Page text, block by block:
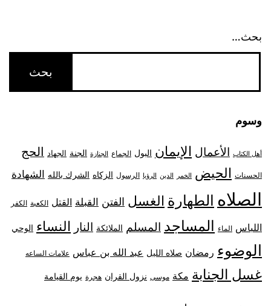
بحث…
وسوم
أهل الكتاب الأعمال الإيمان البول الجماع الجنازة الجنة الجهاد الحج
الحسنات الحيض الخمر الدين الرؤيا الرسول الزكاه الشرك بالله الشهادة
الصلاه الطهارة الغسل الفتن القبلة القتل الكعبة الكفر
اللباس الماء المساجد المسلم الملائكة النار النساء الوحي
الوضوء رمضان صلاه الليل عبد الله بن عباس علامات الساعه
غسل الجنابة مكة موسى نزول القران هجرة يوم القيامة